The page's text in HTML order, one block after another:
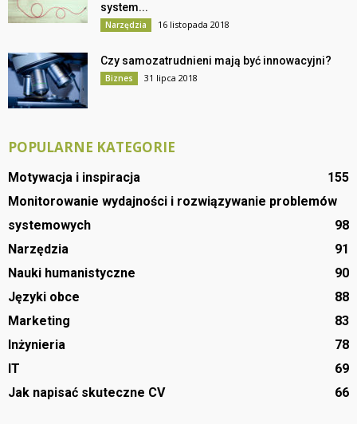
system...
Narzędzia 16 listopada 2018
Czy samozatrudnieni mają być innowacyjni?
Biznes 31 lipca 2018
POPULARNE KATEGORIE
Motywacja i inspiracja
155
Monitorowanie wydajności i rozwiązywanie problemów
systemowych
98
Narzędzia
91
Nauki humanistyczne
90
Języki obce
88
Marketing
83
Inżynieria
78
IT
69
Jak napisać skuteczne CV
66